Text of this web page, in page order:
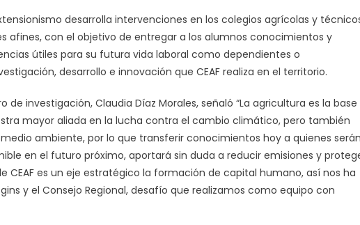
desarrolla intervenciones en los colegios agrícolas y
afines, con el objetivo de entregar a los alumnos conocimientos y
útiles para su futura vida laboral como dependientes o
desarrollo e innovación que CEAF realiza en el territorio.
investigación, Claudia Díaz Morales, señaló “La agricultura es la base
mayor aliada en la lucha contra el cambio climático, pero también
ambiente, por lo que transferir conocimientos hoy a quienes
en el futuro próximo, aportará sin duda a reducir emisiones y
CEAF es un eje estratégico la formación de capital humano, así nos ha
y el Consejo Regional, desafío que realizamos como equipo con